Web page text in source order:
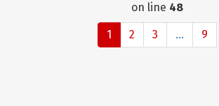
on line 48
1 2 3 ... 9